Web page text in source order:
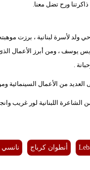
ورح تضل معنا.
ولد لأسرة لبنانية ، برزت
يوسف ، ومن أبرز الأعمال
.
من الأعمال السينمائية
أنطوان كرباج